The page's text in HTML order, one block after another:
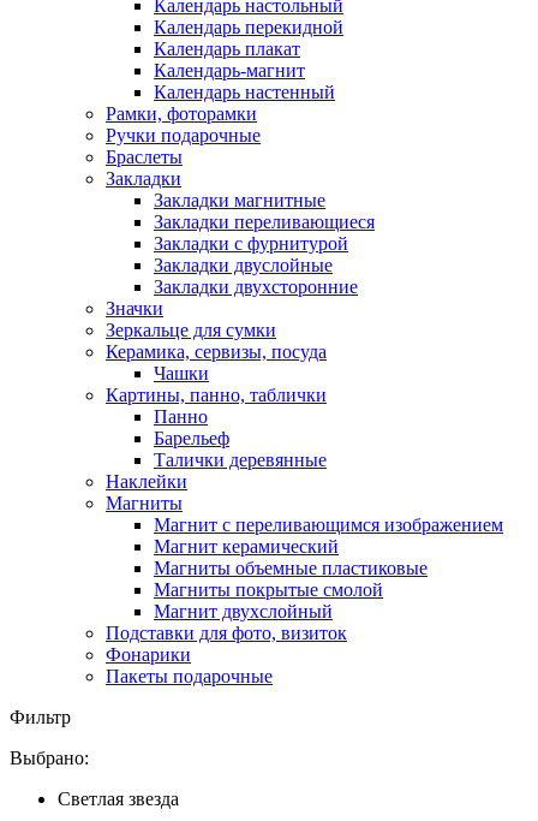
Календарь настольный
Календарь перекидной
Календарь плакат
Календарь-магнит
Календарь настенный
Рамки, фоторамки
Ручки подарочные
Браслеты
Закладки
Закладки магнитные
Закладки переливающиеся
Закладки с фурнитурой
Закладки двуслойные
Закладки двухсторонние
Значки
Зеркальце для сумки
Керамика, сервизы, посуда
Чашки
Картины, панно, таблички
Панно
Барельеф
Талички деревянные
Наклейки
Магниты
Магнит с переливающимся изображением
Магнит керамический
Магниты объемные пластиковые
Магниты покрытые смолой
Магнит двухслойный
Подставки для фото, визиток
Фонарики
Пакеты подарочные
Фильтр
Выбрано:
Светлая звезда